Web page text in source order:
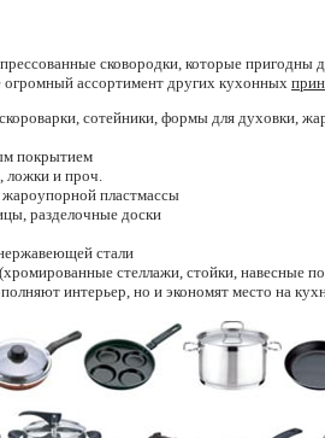
сковородки, которые пригодны
огромный ассортимент других кухонных
сотейники, формы для духовки,
покрытием
ложки и проч.
пластмассы
разделочные доски
стали
стеллажи, стойки, навесные
интерьер, но и экономят место на